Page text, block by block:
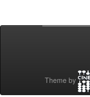
Theme by